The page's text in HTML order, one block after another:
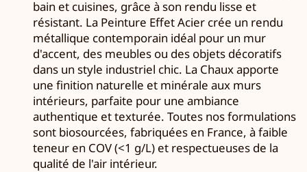
bain et cuisines, grâce à son rendu lisse et
résistant. La Peinture Effet Acier crée un rendu
métallique contemporain idéal pour un mur
d'accent, des meubles ou des objets décoratifs
dans un style industriel chic. La Chaux apporte
une finition naturelle et minérale aux murs
intérieurs, parfaite pour une ambiance
authentique et texturée. Toutes nos formulations
sont biosourcées, fabriquées en France, à faible
teneur en COV (<1 g/L) et respectueuses de la
qualité de l'air intérieur.